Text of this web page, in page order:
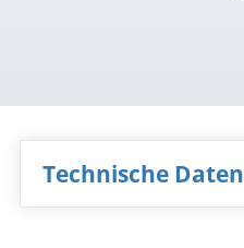
Technische Daten